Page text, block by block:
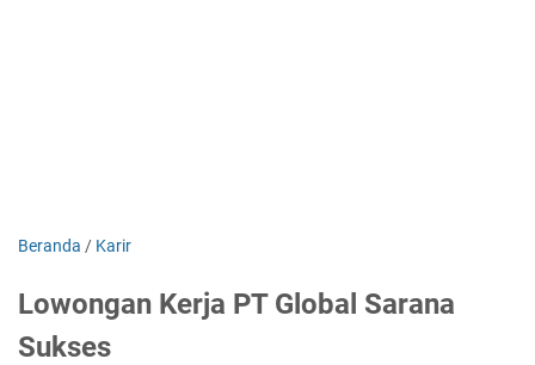
Beranda / Karir
Lowongan Kerja PT Global Sarana
Sukses